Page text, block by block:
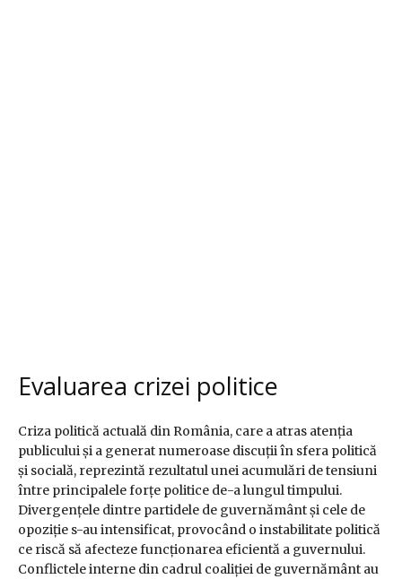
Evaluarea crizei politice
Criza politică actuală din România, care a atras atenția
publicului și a generat numeroase discuții în sfera politică
și socială, reprezintă rezultatul unei acumulări de tensiuni
între principalele forțe politice de-a lungul timpului.
Divergențele dintre partidele de guvernământ și cele de
opoziție s-au intensificat, provocând o instabilitate politică
ce riscă să afecteze funcționarea eficientă a guvernului.
Conflictele interne din cadrul coaliției de guvernământ au